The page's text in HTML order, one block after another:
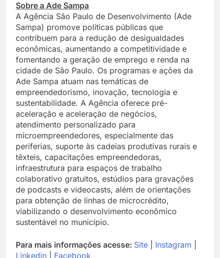
Sobre a Ade Sampa
A Agência São Paulo de Desenvolvimento (Ade
Sampa) promove políticas públicas que
contribuem para a redução de desigualdades
econômicas, aumentando a competitividade e
fomentando a geração de emprego e renda na
cidade de São Paulo. Os programas e ações da
Ade Sampa atuam nas temáticas de
empreendedorismo, inovação, tecnologia e
sustentabilidade. A Agência oferece pré-
aceleração e aceleração de negócios,
atendimento personalizado para
microempreendedores, especialmente das
periferias, suporte às cadeias produtivas rurais e
têxteis, capacitações empreendedoras,
infraestrutura para espaços de trabalho
colaborativo gratuitos, estúdios para gravações
de podcasts e videocasts, além de orientações
para obtenção de linhas de microcrédito,
viabilizando o desenvolvimento econômico
sustentável no município.
Para mais informações acesse: Site Instagram
Linkedin
Facebook